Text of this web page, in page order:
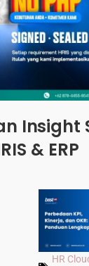
Insight
& ERP
HR